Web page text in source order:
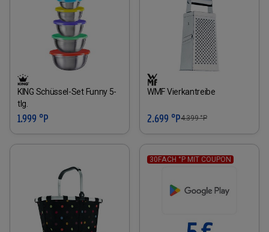
KING Schüssel-Set Funny 5-
tlg.
1.999 °P
WMF Vierkantreibe
2.699 °P4.399°P
30FACH °P MIT COUPON